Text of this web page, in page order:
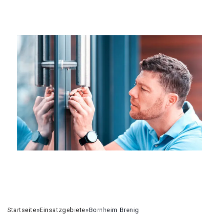
Startseite»Einsatzgebiete»Bornheim Brenig